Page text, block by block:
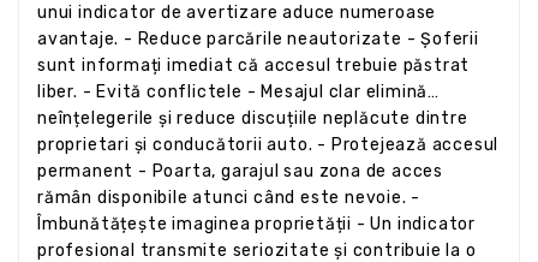
unui indicator de avertizare aduce numeroase
avantaje. - Reduce parcările neautorizate - Șoferii
sunt informați imediat că accesul trebuie păstrat
liber. - Evită conflictele - Mesajul clar elimină
neînțelegerile și reduce discuțiile neplăcute dintre
proprietari și conducătorii auto. - Protejează accesul
permanent - Poarta, garajul sau zona de acces
rămân disponibile atunci când este nevoie. -
Îmbunătățește imaginea proprietății - Un indicator
profesional transmite seriozitate și contribuie la o